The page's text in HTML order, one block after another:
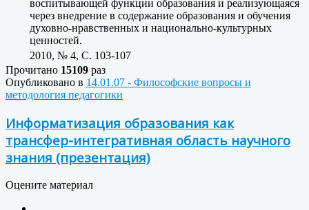
воспитывающей функции образования и реализующаяся
через внедрение в содержание образования и обучения
духовно-нравственных и национально-культурных
ценностей.
2010, № 4, C. 103-107
Прочитано 15109 раз
Опубликовано в 14.01.07 - Философские вопросы и
методология педагогики
Информатизация образования как
трансфер-интегративная область научного
знания (презентация)
Оцените материал